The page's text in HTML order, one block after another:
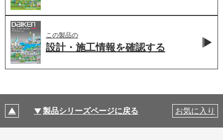
この製品の
設計・施工情報を確認する
製品シリーズページに戻る お気に入り